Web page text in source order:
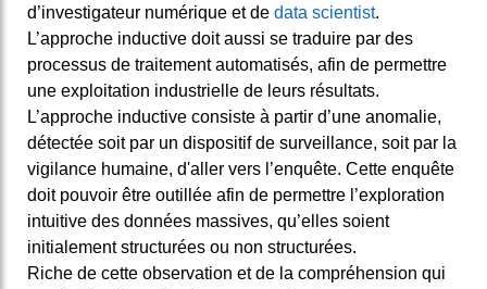
d’investigateur numérique et de data scientist.
L’approche inductive doit aussi se traduire par des
processus de traitement automatisés, afin de permettre
une exploitation industrielle de leurs résultats.
L’approche inductive consiste à partir d’une anomalie,
détectée soit par un dispositif de surveillance, soit par la
vigilance humaine, d'aller vers l’enquête. Cette enquête
doit pouvoir être outillée afin de permettre l’exploration
intuitive des données massives, qu’elles soient
initialement structurées ou non structurées.
Riche de cette observation et de la compréhension qui